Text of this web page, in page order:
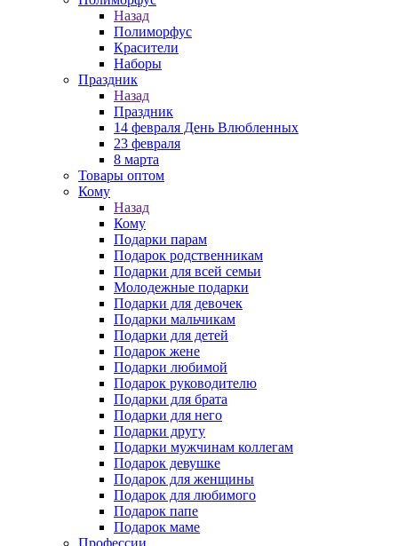
Назад
Полиморфус
Красители
Наборы
Праздник
Назад
Праздник
14 февраля День Влюбленных
23 февраля
8 марта
Товары оптом
Кому
Назад
Кому
Подарки парам
Подарок родственникам
Подарки для всей семьи
Молодежные подарки
Подарки для девочек
Подарки мальчикам
Подарки для детей
Подарок жене
Подарки любимой
Подарок руководителю
Подарки для брата
Подарки для него
Подарки другу
Подарки мужчинам коллегам
Подарок девушке
Подарок для женщины
Подарок для любимого
Подарок папе
Подарок маме
Профессии